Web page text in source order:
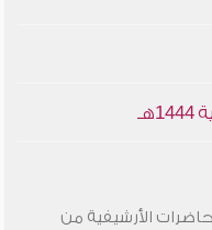
الأرشيفية من